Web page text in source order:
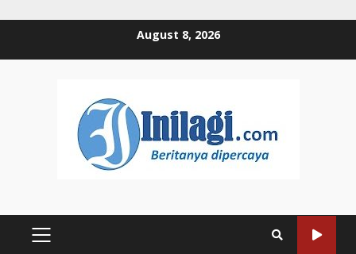
August 8, 2026
PRIMARY